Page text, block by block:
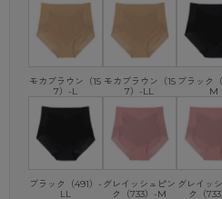
※商品画像はできる限り実物の色に近
ご覧になる環境（PCのモニタ設定やス
モカブラウン（15
7）-L
モカブラウン（15
7）-LL
ブラック
M
ブラック（491）-
LL
グレイッシュピン
ク（733）-M
グレイッ
ク（